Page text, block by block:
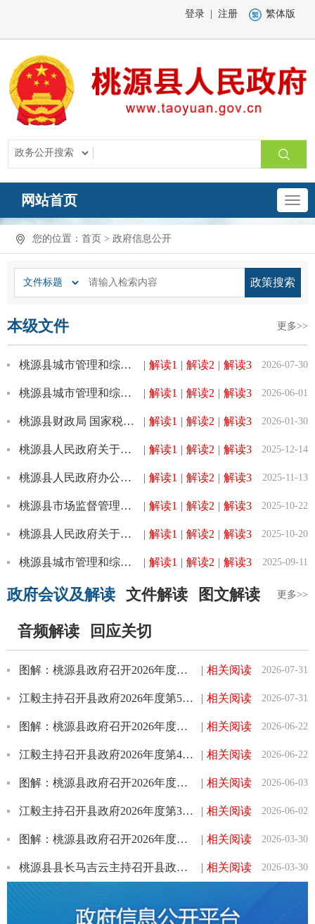
登录 注册 繁体版
网站首页
您的位置： 首页 > 政府信息公开
本级文件 更多>>
2026-07-30
| 解读1 | 解读2 | 解读3
桃源县城市管理和综合执法局关于印发《桃源县城市综合管理行政处罚裁量权基准》的通知
2026-06-01
| 解读1 | 解读2 | 解读3
桃源县城市管理和综合执法局关于印发《桃源县城市综合管理行政处罚裁量权基准（人行道违法停放机动车方面...
2026-01-30
| 解读1 | 解读2 | 解读3
桃源县财政局 国家税务总局桃源县税务局关于明确城镇土地使用税地段等级税额标准和征收范围的通告
2025-12-14
| 解读1 | 解读2 | 解读3
桃源县人民政府关于禁止燃放烟花爆竹的通告
2025-11-13
| 解读1 | 解读2 | 解读3
桃源县人民政府办公室关于印发《桃源县城乡供水保供促稳应急预案》的通知
2025-10-22
| 解读1 | 解读2 | 解读3
桃源县市场监督管理局关于印发《行政处罚裁量权基准适用细则（暂行）》的通知
2025-10-20
| 解读1 | 解读2 | 解读3
桃源县人民政府关于发布森林防火令的通告
2025-09-11
| 解读1 | 解读2 | 解读3
桃源县城市管理和综合执法局关于废止《关于整治小区顶楼平台“圈地占用”的通告》（桃城执发【2021】5号...
政府会议及解读 文件解读 图文解读
音频解读 回应关切
更多>>
2026-07-31
| 相关阅读
图解：桃源县政府召开2026年度第5次常务会议
2026-07-31
| 相关阅读
江毅主持召开县政府2026年度第5次常务会议
2026-06-22
| 相关阅读
图解：桃源县政府召开2026年度第4次常务会议
2026-06-22
| 相关阅读
江毅主持召开县政府2026年度第4次常务会议
2026-06-03
| 相关阅读
图解：桃源县政府召开2026年度第3次常务会议
2026-06-02
| 相关阅读
江毅主持召开县政府2026年度第3次常务会议
2026-03-30
| 相关阅读
图解：桃源县政府召开2026年度第2次常务会议
2026-03-30
| 相关阅读
桃源县县长马吉云主持召开县政府2026年度第2次常务会议